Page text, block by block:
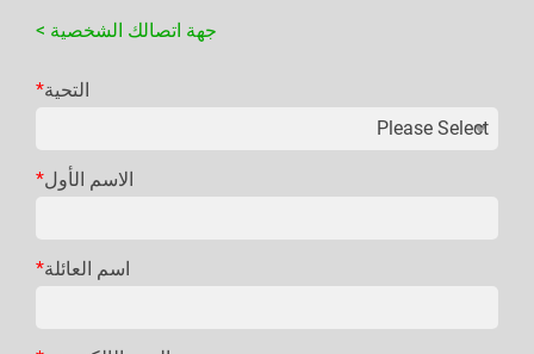
جهة اتصالك الشخصية >
التحية*
الاسم الأول*
اسم العائلة*